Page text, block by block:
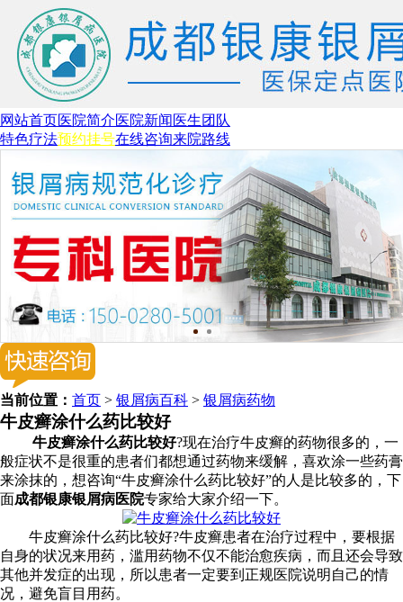
网站首页医院简介医院新闻 医生团队
特色疗法预约挂号在线咨询来院路线
当前位置： 首页 > 银屑病百科 > 银屑病药物
牛皮癣涂什么药比较好
牛皮癣涂什么药比较好?现在治疗牛皮癣的药物很多的，一
般症状不是很重的患者们都想通过药物来缓解，喜欢涂一些药膏
来涂抹的，想咨询“牛皮癣涂什么药比较好”的人是比较多的，下
面成都银康银屑病医院专家给大家介绍一下。
牛皮癣涂什么药比较好?牛皮癣患者在治疗过程中，要根据
自身的状况来用药，滥用药物不仅不能治愈疾病，而且还会导致
其他并发症的出现，所以患者一定要到正规医院说明自己的情
况，避免盲目用药。